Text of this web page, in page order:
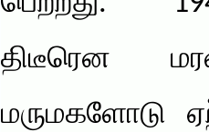
திடீரென
மருமகளோடு